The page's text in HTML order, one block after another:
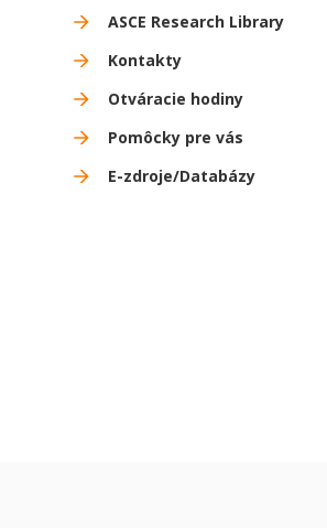
ASCE Research Library
Kontakty
Otváracie hodiny
Pomôcky pre vás
E-zdroje/Databázy